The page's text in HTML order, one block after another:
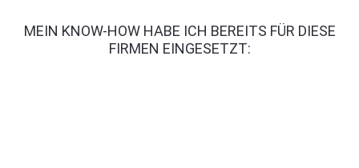
MEIN KNOW-HOW HABE ICH BEREITS FÜR DIESE
FIRMEN EINGESETZT: